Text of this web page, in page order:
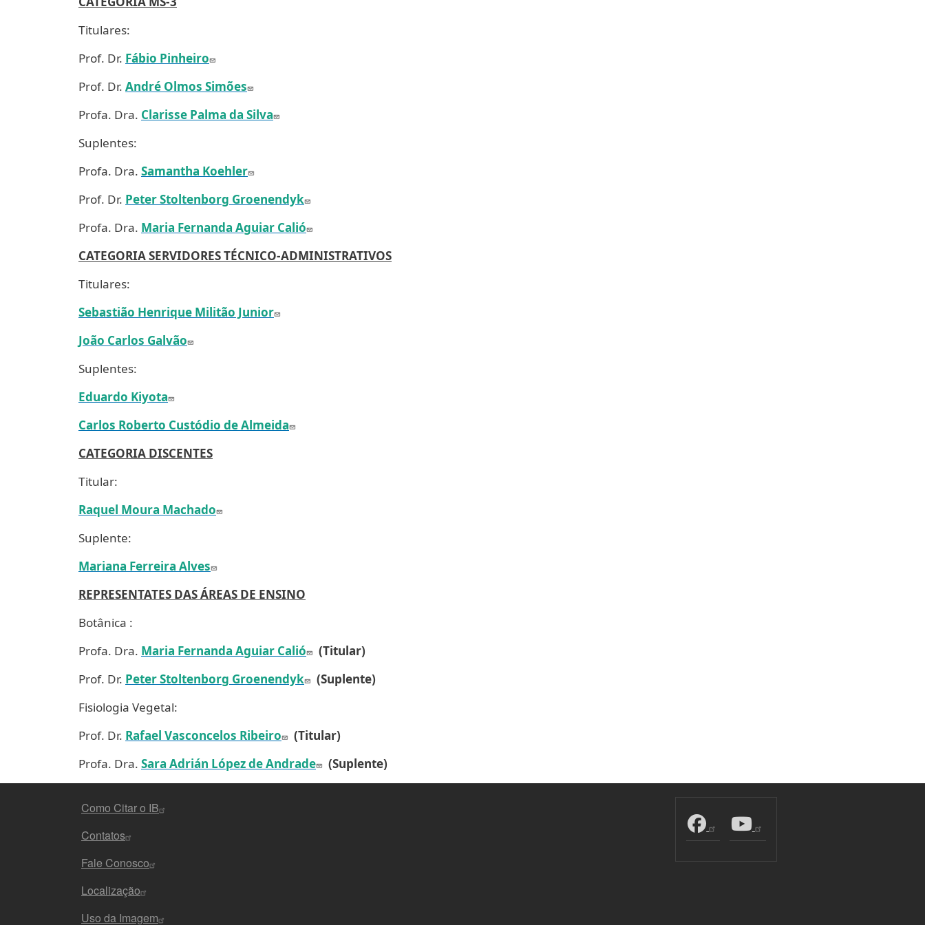
Titulares:
Prof. Dr. Fábio Pinheiro
Prof. Dr. André Olmos Simões
Profa. Dra. Clarisse Palma da Silva
Suplentes:
Profa. Dra. Samantha Koehler
Prof. Dr. Peter Stoltenborg Groenendyk
Profa. Dra. Maria Fernanda Aguiar Calió
CATEGORIA SERVIDORES TÉCNICO-ADMINISTRATIVOS
Titulares:
Sebastião Henrique Militão Junior
João Carlos Galvão
Suplentes:
Eduardo Kiyota
Carlos Roberto Custódio de Almeida
CATEGORIA DISCENTES
Titular:
Raquel Moura Machado
Suplente:
Mariana Ferreira Alves
REPRESENTATES DAS ÁREAS DE ENSINO
Botânica :
Profa. Dra. Maria Fernanda Aguiar Calió
(Titular)
Prof. Dr. Peter Stoltenborg Groenendyk
(Suplente)
Fisiologia Vegetal:
Prof. Dr. Rafael Vasconcelos Ribeiro
(Titular)
Profa. Dra. Sara Adrián López de Andrade (Suplente)
MENU DO RODAPÉ
Como Citar o IB
Contatos
Fale Conosco
Localização
Uso da Imagem